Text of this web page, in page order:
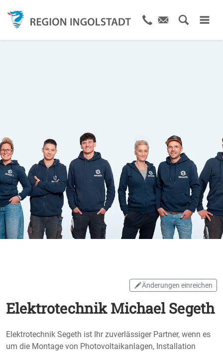
Änderungen einreichen
Elektrotechnik Michael Segeth
Elektrotechnik Segeth ist Ihr zuverlässiger Partner, wenn es
um die Montage von Photovoltaikanlagen, Installation